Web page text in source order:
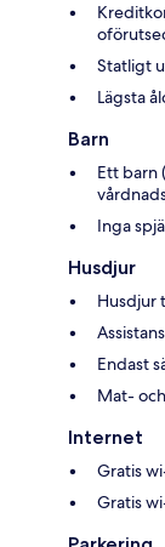
Statligt
Lägsta
Barn
Ett barn
Inga
Husdjur
Husdjur
Endast
Mat-
Internet
Gratis
Gratis